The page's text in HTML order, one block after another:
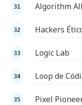
Algorithm
Hackers
Logic Lab
Loop de
Pixel